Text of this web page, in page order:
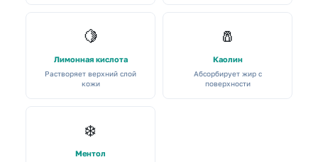
🍋
Лимонная кислота
Растворяет верхний слой
кожи
🧂
Каолин
Абсорбирует жир с
поверхности
❄️
Ментол